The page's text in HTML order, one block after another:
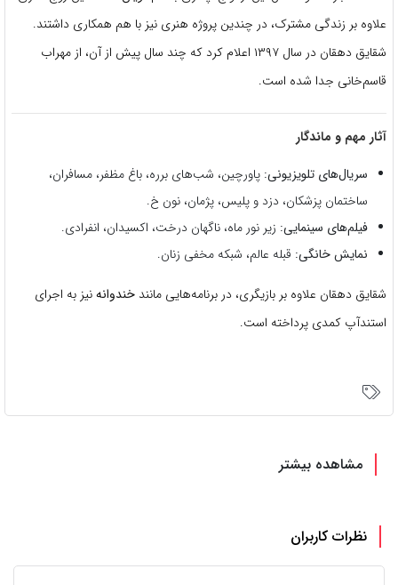
علاوه بر زندگی مشترک، در چندین پروژه هنری نیز با هم همکاری داشتند.
شقایق دهقان در سال ۱۳۹۷ اعلام کرد که چند سال پیش از آن، از مهراب
قاسم‌خانی جدا شده است.
آثار مهم و ماندگار
سریال‌های تلویزیونی: پاورچین، شب‌های برره، باغ مظفر، مسافران،
ساختمان پزشکان، دزد و پلیس، پژمان، نون خ.
فیلم‌های سینمایی: زیر نور ماه، ناگهان درخت، اکسیدان، انفرادی.
نمایش خانگی: قبله عالم، شبکه مخفی زنان.
شقایق دهقان علاوه بر بازیگری، در برنامه‌هایی مانند خندوانهنیز به اجرای
استندآپ کمدی پرداخته است.
مشاهده بیشتر
نظرات کاربران